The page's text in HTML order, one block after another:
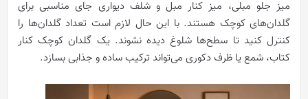
میز جلو مبلی، میز کنار مبل و شلف دیواری جای مناسبی برای
گلدان‌های کوچک هستند. با این حال لازم است تعداد گلدان‌ها را
کنترل کنید تا سطح‌ها شلوغ دیده نشوند. یک گلدان کوچک کنار
کتاب، شمع یا ظرف دکوری می‌تواند ترکیب ساده و جذابی بسازد.